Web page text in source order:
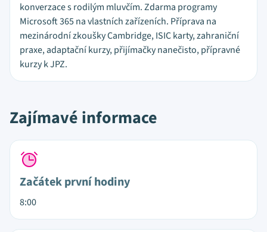
konverzace s rodilým mluvčím. Zdarma programy
Microsoft 365 na vlastních zařízeních. Příprava na
mezinárodní zkoušky Cambridge, ISIC karty, zahraniční
praxe, adaptační kurzy, přijímačky nanečisto, přípravné
kurzy k JPZ.
Zajímavé informace
Začátek první hodiny
8:00